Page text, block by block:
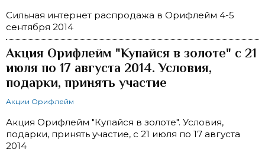
Сильная интернет распродажа в Орифлейм 4-5
сентября 2014
Акция Орифлейм "Купайся в золоте" с 21
июля по 17 августа 2014. Условия,
подарки, принять участие
Акции Орифлейм
Акция Орифлейм "Купайся в золоте". Условия,
подарки, принять участие, с 21 июля по 17 августа
2014